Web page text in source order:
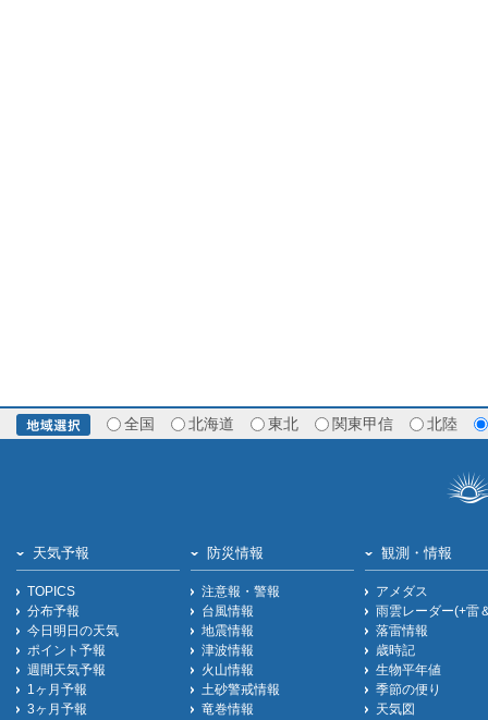
全国 北海道 東北 関東甲信 北陸
天気予報
TOPICS
分布予報
今日明日の天気
ポイント予報
週間天気予報
1ヶ月予報
3ヶ月予報
防災情報
注意報・警報
台風情報
地震情報
津波情報
火山情報
土砂警戒情報
竜巻情報
観測・情報
アメダス
雨雲レーダー(+雷
落雷情報
歳時記
生物平年値
季節の便り
天気図